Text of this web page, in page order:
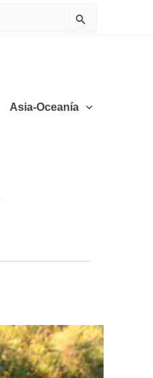
Asia-Oceanía